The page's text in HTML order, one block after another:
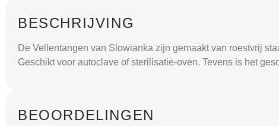
BESCHRIJVING
De Vellentangen van Slowianka zijn gemaakt van roestvrij
Geschikt voor autoclave of sterilisatie-oven. Tevens is het
BEOORDELINGEN